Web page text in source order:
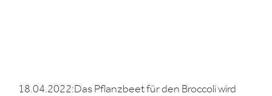
18.04.2022:Das Pflanzbeet für den Broccoli wird